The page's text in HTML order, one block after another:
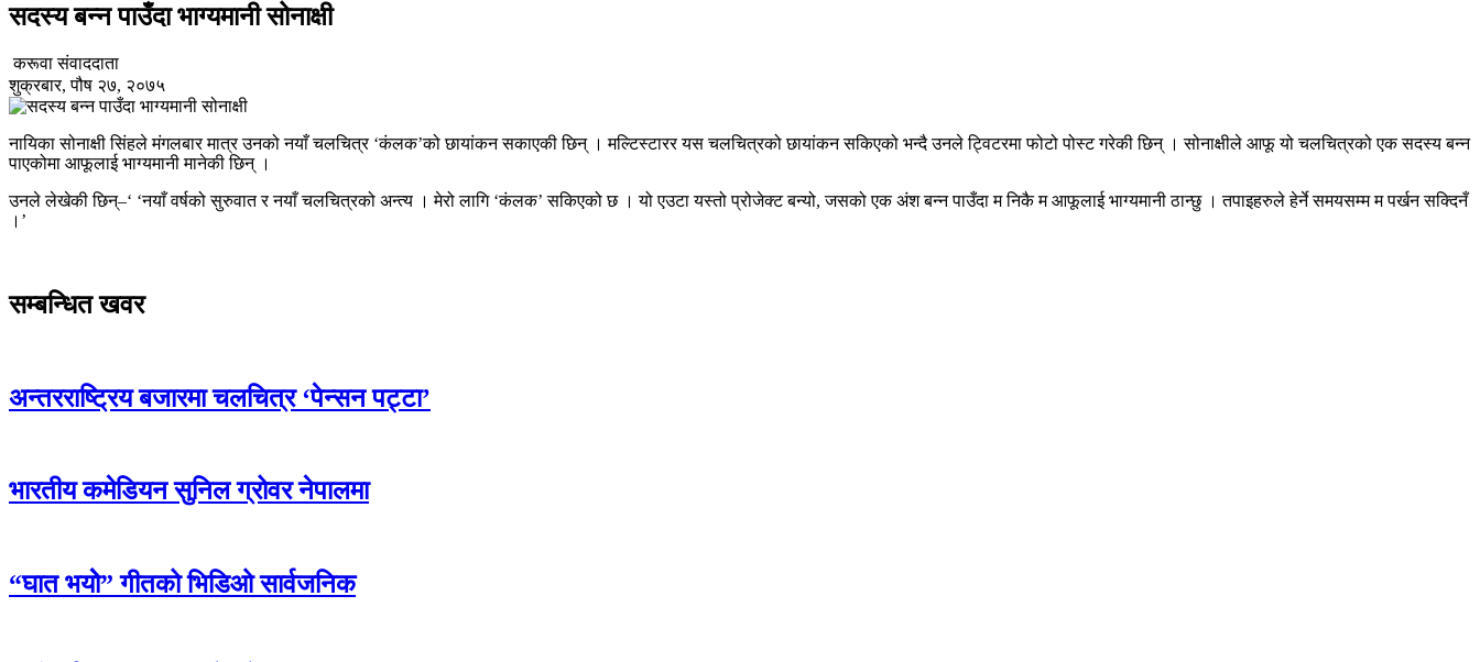
सदस्य बन्न पाउँदा भाग्यमानी सोनाक्षी
करूवा संवाददाता
शुक्रबार, पौष २७, २०७५
नायिका सोनाक्षी सिंहले मंगलबार मात्र उनको नयाँ चलचित्र ‘कंलक’को छायांकन सकाएकी छिन् । मल्टिस्टारर यस चलचित्रको छायांकन सकिएको भन्दै उनले ट्विटरमा फोटो पोस्ट गरेकी छिन् । सोनाक्षीले आफू यो चलचित्रको एक सदस्य बन्न
पाएकोमा आफूलाई भाग्यमानी मानेकी छिन् ।
उनले लेखेकी छिन्–‘ ‘नयाँ वर्षको सुरुवात र नयाँ चलचित्रको अन्त्य । मेरो लागि ‘कंलक’ सकिएको छ । यो एउटा यस्तो प्रोजेक्ट बन्यो, जसको एक अंश बन्न पाउँदा म निकै म आफूलाई भाग्यमानी ठान्छु । तपाइहरुले हेर्ने समयसम्म म पर्खन सक्दिनँ
।’
सम्बन्धित खवर
अन्तरराष्ट्रिय बजारमा चलचित्र ‘पेन्सन पट्टा’
भारतीय कमेडियन सुनिल ग्रोवर नेपालमा
“घात भयोे” गीतको भिडिओ सार्वजनिक